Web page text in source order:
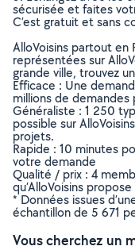
sécurisée et faites
C’est gratuit et sans
AlloVoisins partout
représentées sur
grande ville, trouvez
Efficace : Une
millions de demandes
Généraliste : 1 250
possible sur
projets.
Rapide : 10 minutes
votre demande
Qualité / prix : 4
qu’AlloVoisins
* Données issues
échantillon de 5 671
Vous cherchez un